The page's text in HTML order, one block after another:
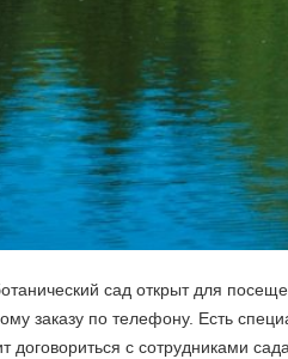
сад открыт для
заказу по телефону. Есть
договориться с сотрудниками